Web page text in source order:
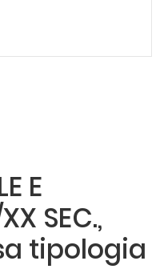
E
SEC.,
tipologia